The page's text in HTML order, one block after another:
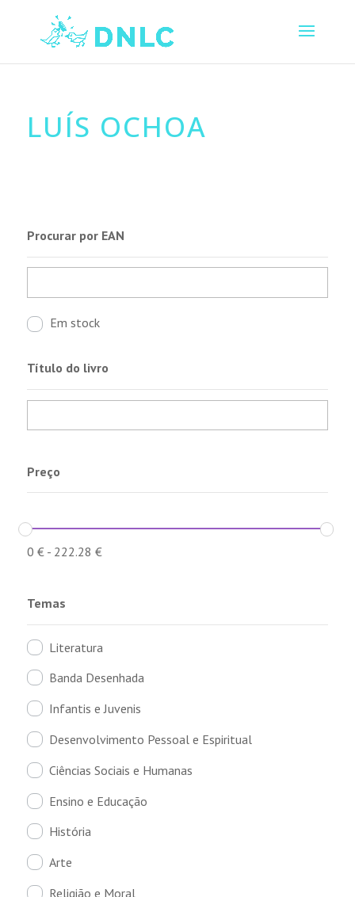
LUÍS OCHOA
Procurar por EAN
Em stock
Título do livro
Preço
0 €- 222.28 €
Temas
Literatura
Banda Desenhada
Infantis e Juvenis
Desenvolvimento Pessoal e Espiritual
Ciências Sociais e Humanas
Ensino e Educação
História
Arte
Religião e Moral